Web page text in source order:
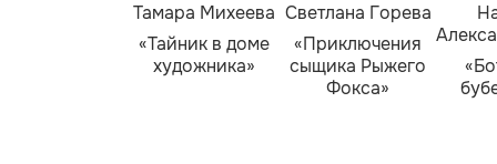
Тамара Михеева
«Тайник в доме
художника»
Светлана Горева
«Приключения
сыщика Рыжего
Фокса»